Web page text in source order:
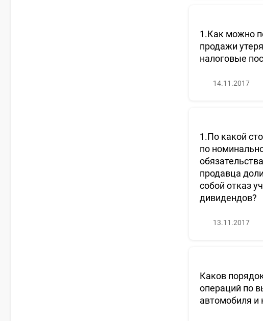
1.Как можно
продажи
налоговые
14.11.2017
1.По какой
по
продавца
собой отказ
дивидендов?
13.11.2017
Каков
операций по
автомобиля и